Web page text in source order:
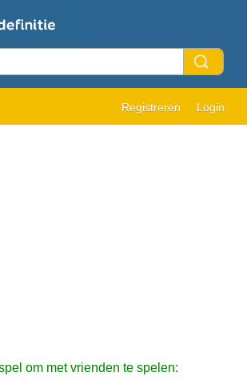
Registreren Login
om met vrienden te spelen: